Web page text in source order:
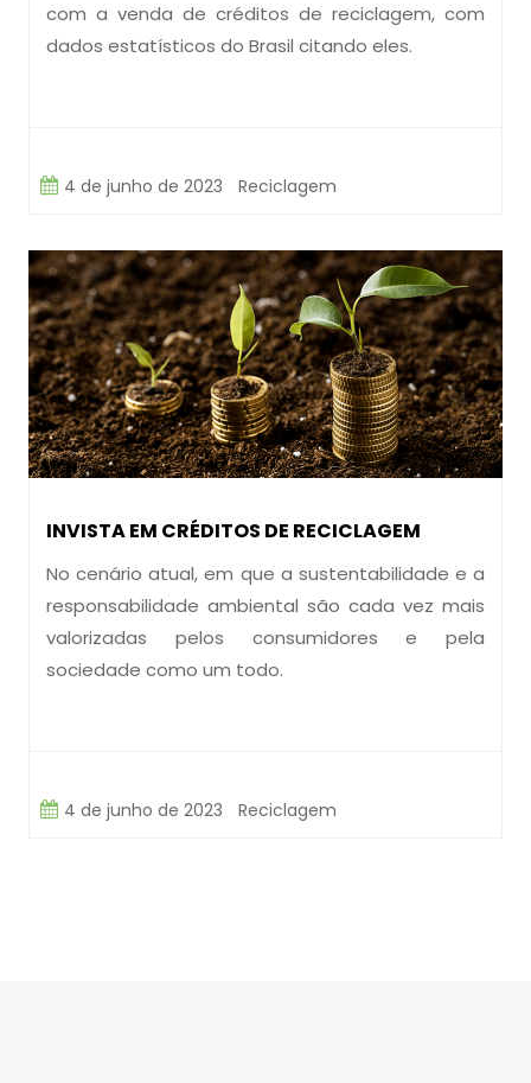
com a venda de créditos de reciclagem, com
dados estatísticos do Brasil citando eles.
4 de junho de 2023 Reciclagem
INVISTA EM CRÉDITOS DE RECICLAGEM
No cenário atual, em que a sustentabilidade e a
responsabilidade ambiental são cada vez mais
valorizadas pelos consumidores e pela
sociedade como um todo.
4 de junho de 2023 Reciclagem